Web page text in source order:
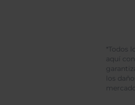
*Todos
aquí
los